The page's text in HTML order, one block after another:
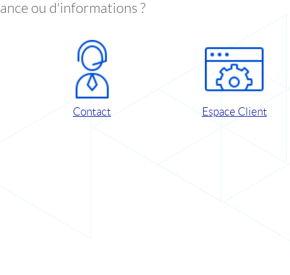
ou d'informations ?
Contact Espace Client